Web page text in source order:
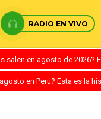
RADIO EN VIVO
salen en agosto de
en Perú? Esta es la